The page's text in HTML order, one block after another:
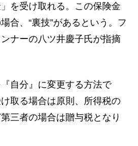
を受け取れる。この保険金
合、“裏技”があるという。フ
ナーの八ツ井慶子氏が指摘
『自分』に変更する方法で
取る場合は原則、所得税の
三者の場合は贈与税となり